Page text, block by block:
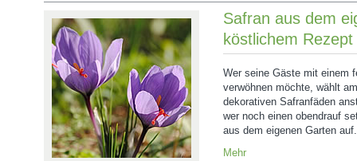
Safran aus dem
köstlichem Rezept
Wer seine Gäste mit einem
verwöhnen möchte, wählt
dekorativen Safranfäden
wer noch einen obendrauf
aus dem eigenen Garten auf.
Mehr